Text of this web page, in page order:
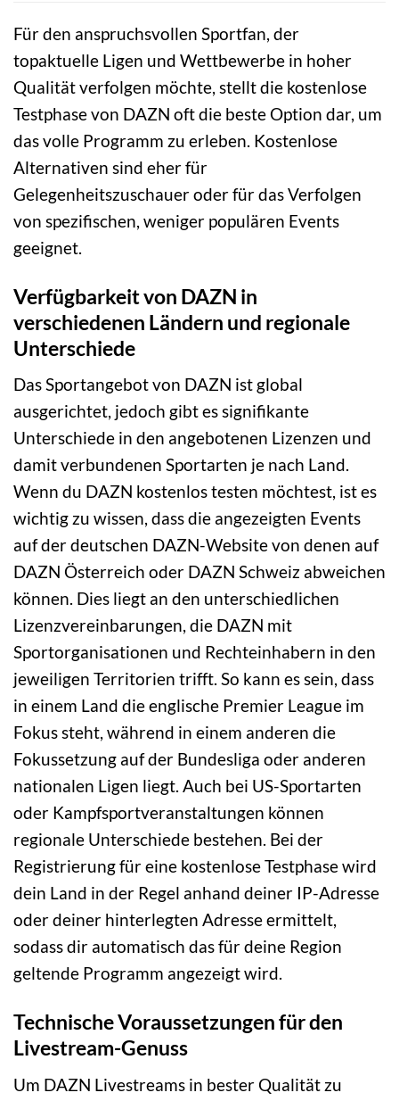
Für den anspruchsvollen Sportfan, der
topaktuelle Ligen und Wettbewerbe in hoher
Qualität verfolgen möchte, stellt die kostenlose
Testphase von DAZN oft die beste Option dar, um
das volle Programm zu erleben. Kostenlose
Alternativen sind eher für
Gelegenheitszuschauer oder für das Verfolgen
von spezifischen, weniger populären Events
geeignet.
Verfügbarkeit von DAZN in
verschiedenen Ländern und regionale
Unterschiede
Das Sportangebot von DAZN ist global
ausgerichtet, jedoch gibt es signifikante
Unterschiede in den angebotenen Lizenzen und
damit verbundenen Sportarten je nach Land.
Wenn du DAZN kostenlos testen möchtest, ist es
wichtig zu wissen, dass die angezeigten Events
auf der deutschen DAZN-Website von denen auf
DAZN Österreich oder DAZN Schweiz abweichen
können. Dies liegt an den unterschiedlichen
Lizenzvereinbarungen, die DAZN mit
Sportorganisationen und Rechteinhabern in den
jeweiligen Territorien trifft. So kann es sein, dass
in einem Land die englische Premier League im
Fokus steht, während in einem anderen die
Fokussetzung auf der Bundesliga oder anderen
nationalen Ligen liegt. Auch bei US-Sportarten
oder Kampfsportveranstaltungen können
regionale Unterschiede bestehen. Bei der
Registrierung für eine kostenlose Testphase wird
dein Land in der Regel anhand deiner IP-Adresse
oder deiner hinterlegten Adresse ermittelt,
sodass dir automatisch das für deine Region
geltende Programm angezeigt wird.
Technische Voraussetzungen für den
Livestream-Genuss
Um DAZN Livestreams in bester Qualität zu